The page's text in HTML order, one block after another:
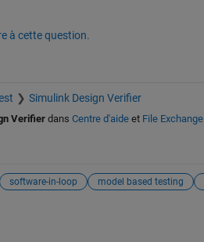
à cette question.
Simulink Design Verifier
Verifierdans Centre d'aideet File Exchange
software-in-loop model based testing